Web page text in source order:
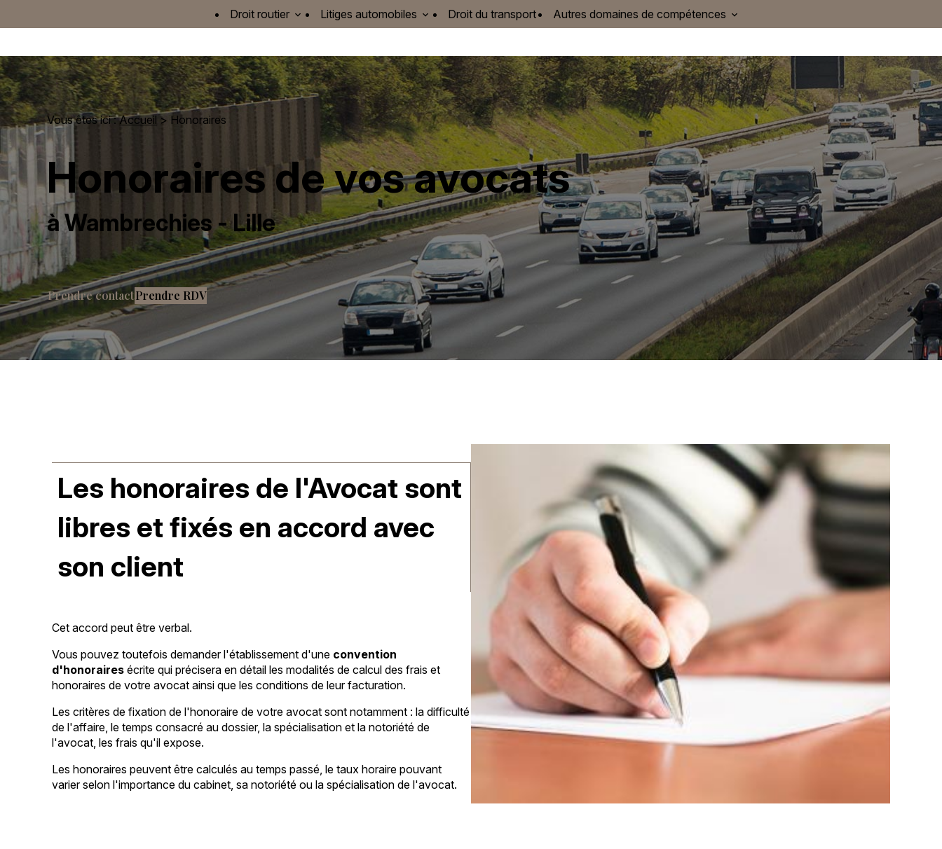
Droit routier Litiges automobiles Droit du transport Autres domaines de compétences
Vous êtes ici : Accueil > Honoraires
Honoraires de vos avocats
à Wambrechies - Lille
Prendre contactPrendre RDV
Les honoraires de l'Avocat sont
libres et fixés en accord avec
son client
Cet accord peut être verbal.
Vous pouvez toutefois demander l'établissement d'une convention
d'honoraires écrite qui précisera en détail les modalités de calcul des frais et
honoraires de votre avocat ainsi que les conditions de leur facturation.
Les critères de fixation de l'honoraire de votre avocat sont notamment : la difficulté
de l'affaire, le temps consacré au dossier, la spécialisation et la notoriété de
l'avocat, les frais qu'il expose.
Les honoraires peuvent être calculés au temps passé, le taux horaire pouvant
varier selon l'importance du cabinet, sa notoriété ou la spécialisation de l'avocat.